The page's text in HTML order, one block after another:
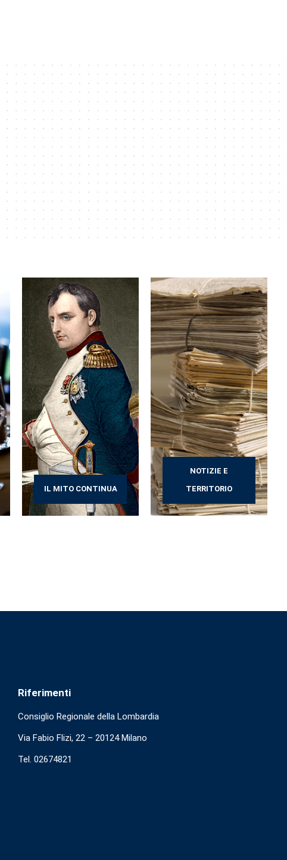
IL MITO CONTINUA
NOTIZIE E
TERRITORIO
Riferimenti
Consiglio Regionale della Lombardia
Via Fabio Flizi, 22 – 20124 Milano
Tel. 02674821